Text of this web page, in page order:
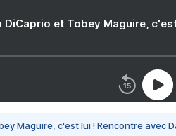
DiCaprio et Tobey Maguire,
Maguire, c'est lui ! Rencontre avec